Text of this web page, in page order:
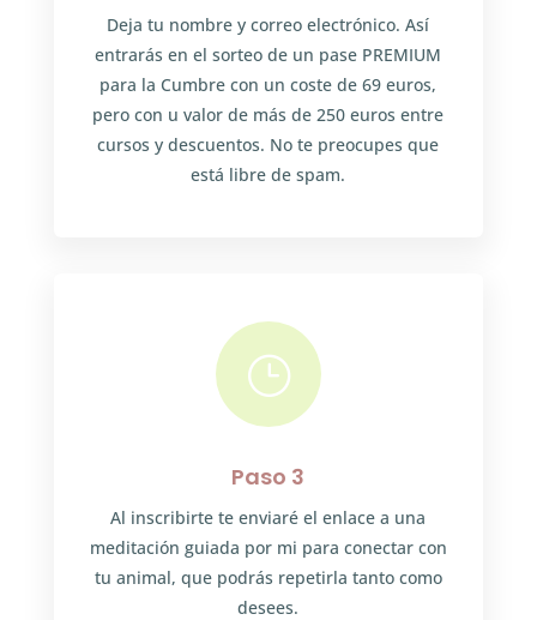
Deja tu nombre y correo electrónico. Así
entrarás en el sorteo de un pase PREMIUM
para la Cumbre con un coste de 69 euros,
pero con u valor de más de 250 euros entre
cursos y descuentos. No te preocupes que
está libre de spam.
}
Paso 3
Al inscribirte te enviaré el enlace a una
meditación guiada por mi para conectar con
tu animal, que podrás repetirla tanto como
desees.